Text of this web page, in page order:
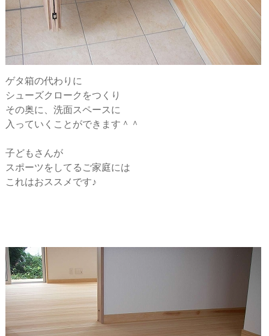
ゲタ箱の代わりに
シューズクロークをつくり
その奥に、洗面スペースに
入っていくことができます＾＾
子どもさんが
スポーツをしてるご家庭には
これはおススメです♪